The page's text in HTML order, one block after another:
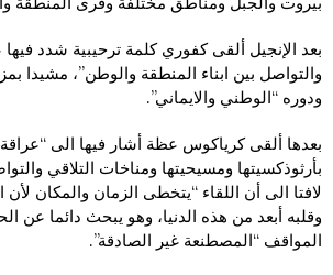
بعد الإنجيل ألقى كفوري كلمة ترحيبية شدد
والتواصل بين ابناء المنطقة والوطن”، مشيدا
ودوره “الوطني والايماني”.
بعدها ألقى كرياكوس عظة أشار فيها الى
بأرثوذكسيتها ومسيحيتها ومناخات التلاقي
لافتا الى أن اللقاء “يتخطى الزمان والمكان
وقلبه أبعد من هذه الدنيا، وهو يبحث دائما عن
المواقف “المصطنعة غير الصادقة”.